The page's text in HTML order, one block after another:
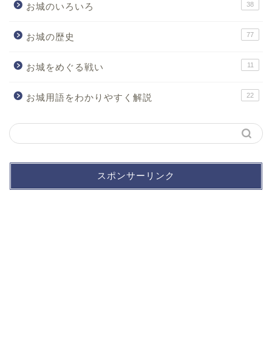
お城のいろいろ 38
お城の歴史 77
お城をめぐる戦い 11
お城用語をわかりやすく解説 22
スポンサーリンク